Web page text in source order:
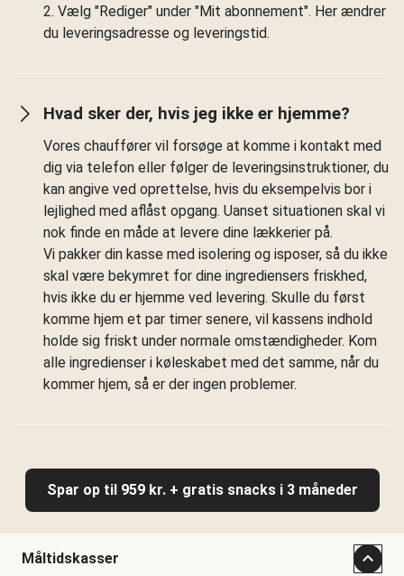
2. Vælg "Rediger" under "Mit abonnement". Her ændrer
du leveringsadresse og leveringstid.
Hvad sker der, hvis jeg ikke er hjemme?
Vores chauffører vil forsøge at komme i kontakt med
dig via telefon eller følger de leveringsinstruktioner, du
kan angive ved oprettelse, hvis du eksempelvis bor i
lejlighed med aflåst opgang. Uanset situationen skal vi
nok finde en måde at levere dine lækkerier på.
Vi pakker din kasse med isolering og isposer, så du ikke
skal være bekymret for dine ingrediensers friskhed,
hvis ikke du er hjemme ved levering. Skulle du først
komme hjem et par timer senere, vil kassens indhold
holde sig friskt under normale omstændigheder. Kom
alle ingredienser i køleskabet med det samme, når du
kommer hjem, så er der ingen problemer.
Spar op til 959 kr. + gratis snacks i 3 måneder
Måltidskasser